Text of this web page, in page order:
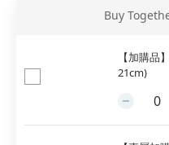
Buy
【加購品
21cm)